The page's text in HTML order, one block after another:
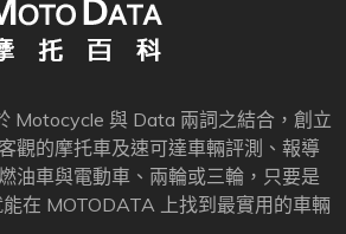
Motocycle 與 Data 兩詞之結合，創立
觀的摩托車及速可達車輛評測、報導
油車與電動車、兩輪或三輪，只要是
在 MOTODATA 上找到最實用的車輛